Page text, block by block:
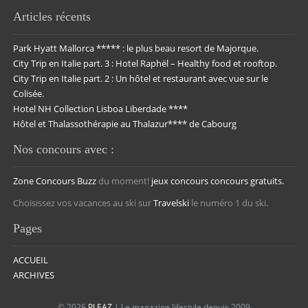
Articles récents
Park Hyatt Mallorca ***** : le plus beau resort de Majorque.
City Trip en Italie part. 3 : Hotel Raphël – Healthy food et rooftop.
City Trip en Italie part. 2 : Un hôtel et restaurant avec vue sur le
Colisée.
Hotel NH Collection Lisboa Liberdade ****
Hôtel et Thalassothérapie au Thalazur**** de Cabourg
Nos concours avec :
Zone Concours Buzz du moment! jeux concoursconcours gratuits.
Choisissez vos vacances au ski surTravelski le numéro 1 du ski.
Pages
ACCUEIL
ARCHIVES